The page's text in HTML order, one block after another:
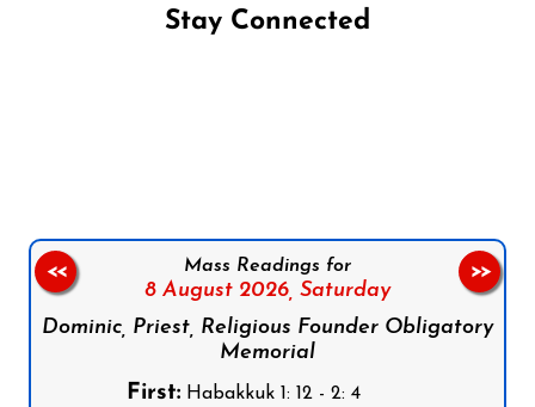
Stay Connected
Mass Readings for
8 August 2026, Saturday
Dominic, Priest, Religious Founder Obligatory
Memorial
First:Habakkuk 1: 12 - 2: 4
<< >>